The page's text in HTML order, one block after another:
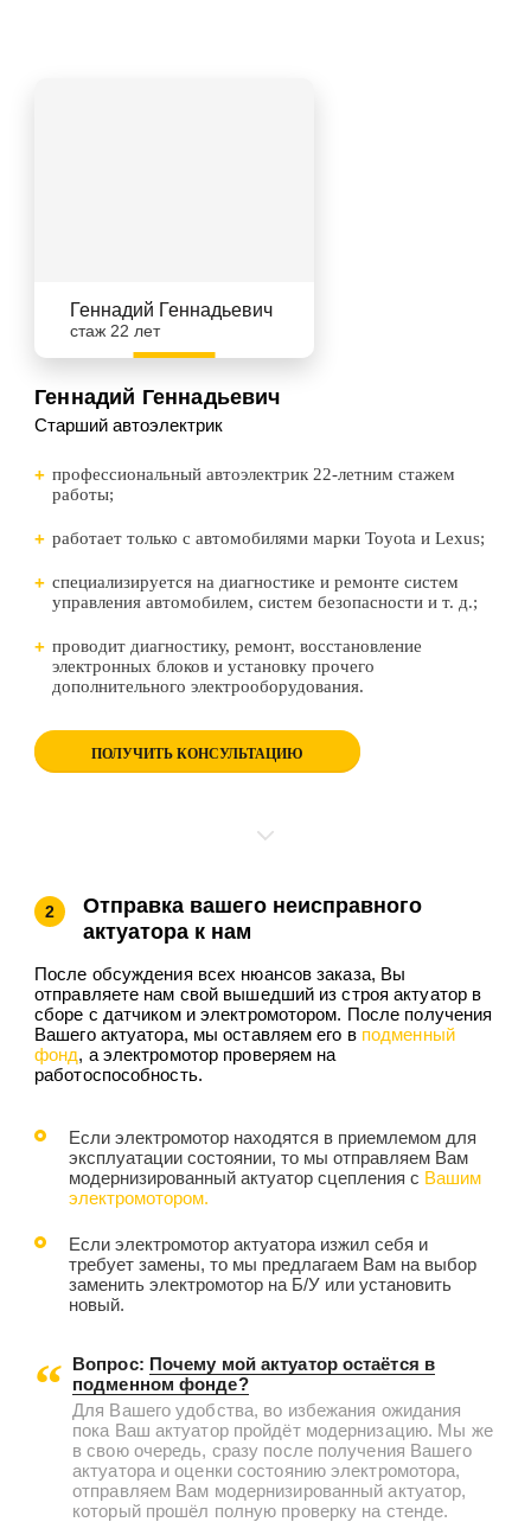
Геннадий Геннадьевич
стаж 22 лет
Геннадий Геннадьевич
Старший автоэлектрик
профессиональный автоэлектрик 22-летним стажем
работы;
работает только с автомобилями марки Toyota и Lexus;
специализируется на диагностике и ремонте систем
управления автомобилем, систем безопасности и т. д.;
проводит диагностику, ремонт, восстановление
электронных блоков и установку прочего
дополнительного электрооборудования.
ПОЛУЧИТЬ КОНСУЛЬТАЦИЮ
2
Отправка вашего неисправного
актуатора к нам
После обсуждения всех нюансов заказа, Вы
отправляете нам свой вышедший из строя актуатор в
сборе с датчиком и электромотором. После получения
Вашего актуатора, мы оставляем его в подменный
фонд, а электромотор проверяем на
работоспособность.
Если электромотор находятся в приемлемом для
эксплуатации состоянии, то мы отправляем Вам
модернизированный актуатор сцепления с Вашим
электромотором.
Если электромотор актуатора изжил себя и
требует замены, то мы предлагаем Вам на выбор
заменить электромотор на Б/У или установить
новый.
Вопрос: Почему мой актуатор остаётся в
подменном фонде?
Для Вашего удобства, во избежания ожидания
пока Ваш актуатор пройдёт модернизацию. Мы же
в свою очередь, сразу после получения Вашего
актуатора и оценки состоянию электромотора,
отправляем Вам модернизированный актуатор,
который прошёл полную проверку на стенде.